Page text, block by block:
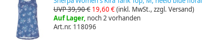
UVP 39,90 € 19,60 €(inkl. MwSt., zzgl. Versand)
Auf Lager, noch 2 vorhanden
Art.nr. 118096